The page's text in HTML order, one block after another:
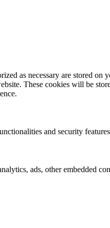
as necessary are stored on
These cookies will be
and security
ads, other embedded